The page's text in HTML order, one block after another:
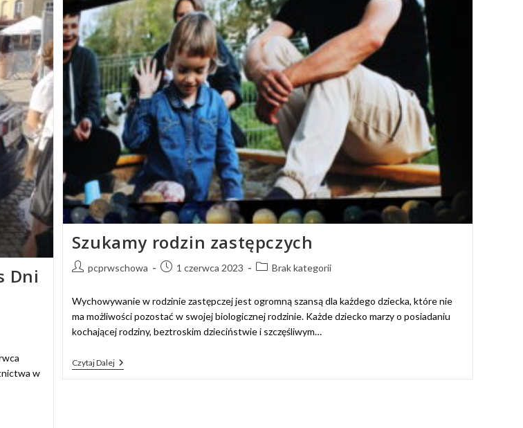
Dni
w
Szukamy rodzin zastępczych
pcprwschowa 1 czerwca 2023 Brak kategorii
Wychowywanie w rodzinie zastępczej jest ogromną szansą dla każdego dziecka, które nie
ma możliwości pozostać w swojej biologicznej rodzinie. Każde dziecko marzy o posiadaniu
kochającej rodziny, beztroskim dzieciństwie i szczęśliwym…
Czytaj Dalej